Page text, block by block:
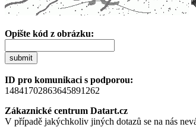
Opište kód z obrázku:
submit
ID pro komunikaci s podporou:
14841702863645891262
Zákaznické centrum Datart.cz
V případě jakýchkoliv jiných dotazů se na nás